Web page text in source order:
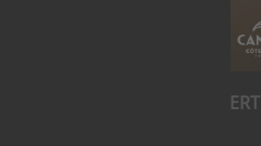
CONCERT